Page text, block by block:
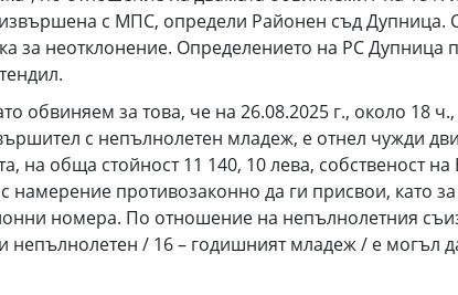
с МПС, определи Районен съд Дупница.
за неотклонение. Определението на РС
обвиняем за това, че на 26.08.2025 г., около 18
с непълнолетен младеж, е отнел чужди
на обща стойност 11 140, 10 лева, собственост
намерение противозаконно да ги присвои, като
номера. По отношение на непълнолетния
непълнолетен / 16 – годишният младеж / е могъл